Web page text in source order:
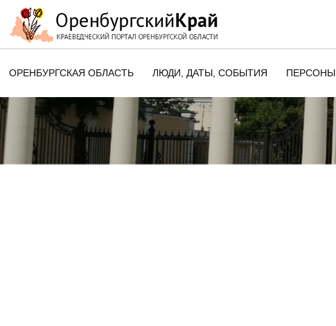
ОРЕНБУРГСКАЯ ОБЛАСТЬ ЛЮДИ, ДАТЫ, CОБЫТИЯ
ЭТОТ ДЕНЬ В ИСТОРИИ
ОРЕНБУРГСКОГО КРАЯ
ПАМЯТНЫЕ ДАТЫ ОРЕНБУРГСКОЙ
ОБЛАСТИ
ПЕРСОНЫ